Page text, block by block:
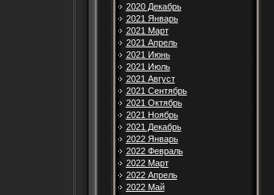
2020 Декабрь
2021 Январь
2021 Март
2021 Апрель
2021 Июнь
2021 Июль
2021 Август
2021 Сентябрь
2021 Октябрь
2021 Ноябрь
2021 Декабрь
2022 Январь
2022 Февраль
2022 Март
2022 Апрель
2022 Май